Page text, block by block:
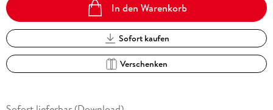
In den Warenkorb
Sofort kaufen
Verschenken